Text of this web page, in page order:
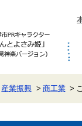
産業振興 商工業